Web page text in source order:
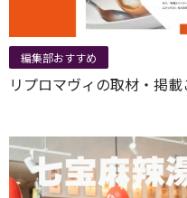
編集部おすすめ
リプロマヴィの取材・掲